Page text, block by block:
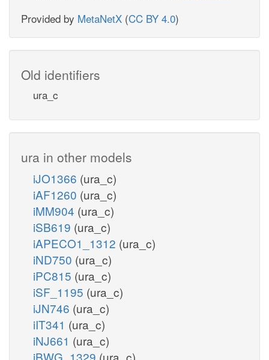
Provided by MetaNetX (CC BY 4.0)
Old identifiers
ura_c
ura in other models
iJO1366 (ura_c)
iAF1260 (ura_c)
iMM904 (ura_c)
iSB619 (ura_c)
iAPECO1_1312 (ura_c)
iND750 (ura_c)
iPC815 (ura_c)
iSF_1195 (ura_c)
iJN746 (ura_c)
iIT341 (ura_c)
iNJ661 (ura_c)
iBWG_1329 (ura_c)